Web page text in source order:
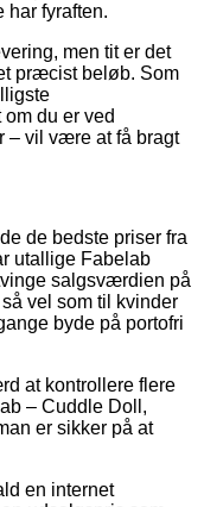
har fyraften.
men tit er det
præcist beløb. Som
du er ved
– vil være at få bragt
de bedste priser fra
utallige Fabelab
salgsværdien på
vel som til kvinder
byde på portofri
at kontrollere flere
– Cuddle Doll,
er sikker på at
en internet